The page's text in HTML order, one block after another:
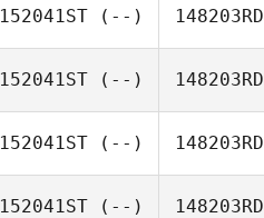
152041ST(--) 148203RD
152041ST(--) 148203RD
152041ST(--) 148203RD
152041ST(--) 148203RD